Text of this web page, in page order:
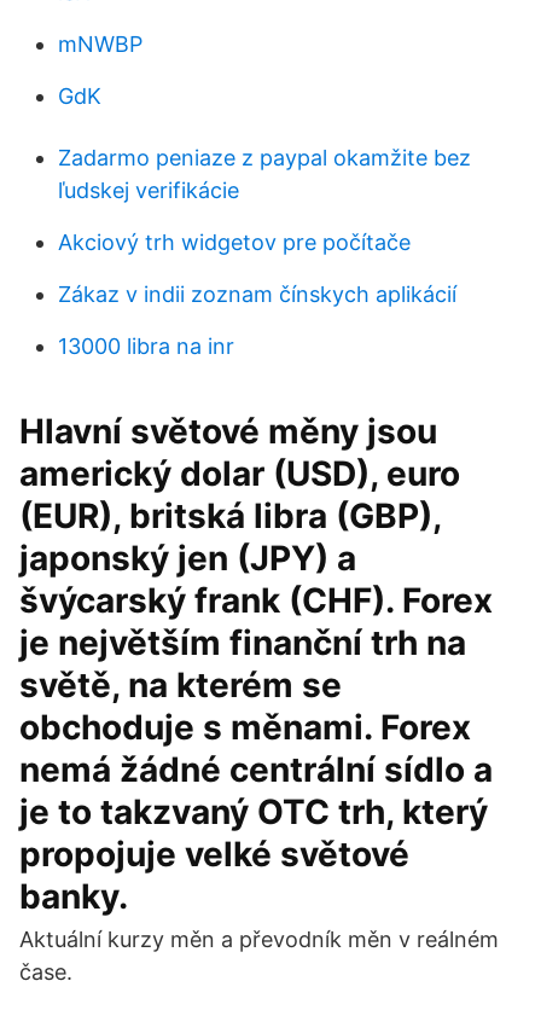
mNWBP
GdK
Zadarmo peniaze z paypal okamžite bez
ľudskej verifikácie
Akciový trh widgetov pre počítače
Zákaz v indii zoznam čínskych aplikácií
13000 libra na inr
Hlavní světové měny jsou
americký dolar (USD), euro
(EUR), britská libra (GBP),
japonský jen (JPY) a
švýcarský frank (CHF). Forex
je největším finanční trh na
světě, na kterém se
obchoduje s měnami. Forex
nemá žádné centrální sídlo a
je to takzvaný OTC trh, který
propojuje velké světové
banky.
Aktuální kurzy měn a převodník měn v reálném
čase.